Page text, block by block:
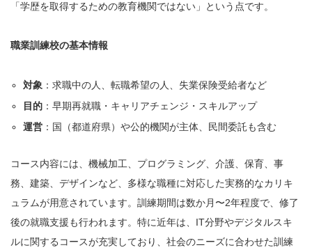
「学歴を取得するための教育機関ではない」という点です。
職業訓練校の基本情報
対象 ：求職中の人、転職希望の人、失業保険受給者など
目的 ：早期再就職・キャリアチェンジ・スキルアップ
運営 ：国（都道府県）や公的機関が主体、民間委託も含む
コース内容には、機械加工、プログラミング、介護、保育、事
務、建築、デザインなど、多様な職種に対応した実務的なカリキ
ュラムが用意されています。訓練期間は数か月〜2年程度で、修了
後の就職支援も行われます。特に近年は、IT分野やデジタルスキ
ルに関するコースが充実しており、社会のニーズに合わせた訓練